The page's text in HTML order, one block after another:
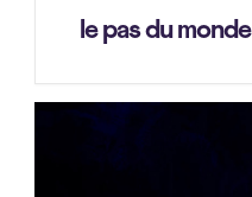
le pas du monde